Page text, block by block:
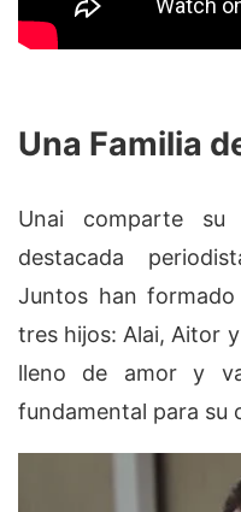
Una Familia
Unai comparte
destacada
Juntos han
tres hijos: Alai, Aitor
lleno de amor y
fundamental para su